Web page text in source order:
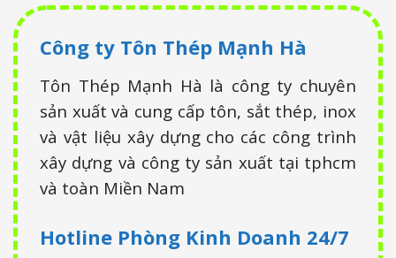
Công ty Tôn Thép Mạnh Hà
Tôn Thép Mạnh Hà là công ty chuyên
sản xuất và cung cấp tôn, sắt thép, inox
và vật liệu xây dựng cho các công trình
xây dựng và công ty sản xuất tại tphcm
và toàn Miền Nam
Hotline Phòng Kinh Doanh 24/7